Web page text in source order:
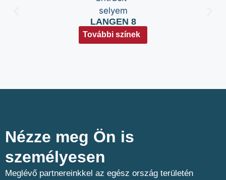
LANGEN 8
További színek
Nézze meg Ön is
személyesen​
Meglévő partnereinkkel az egész ország területén